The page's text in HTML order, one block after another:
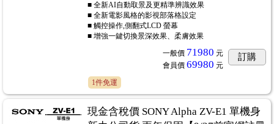
■ 全新AI自動取景及更精準辨識效果
■ 全新電影風格的影視部落格設定
■ 觸控操作,側翻式LCD 螢幕
■ 增強一鍵切換景深效果、柔膚效果
一般價 71980 元
會員價 69980 元
訂購
1件免運
現金含稅價 SONY Alpha ZV-E1 單機身